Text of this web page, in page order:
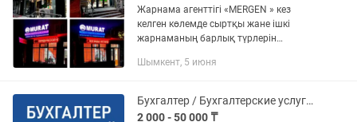
Жарнама агенттігі «MERGEN » кез
келген көлемде сыртқы жане ішкі
жарнаманың барлық түрлерін
қызметімізді алыңыз! Өлшеуге шығу,
Шымкент, 5 июня
Бухгалтер / Бухгалтерские услуги. Консультация по телефону в режиме 16/7
2 000 - 50 000 ₸